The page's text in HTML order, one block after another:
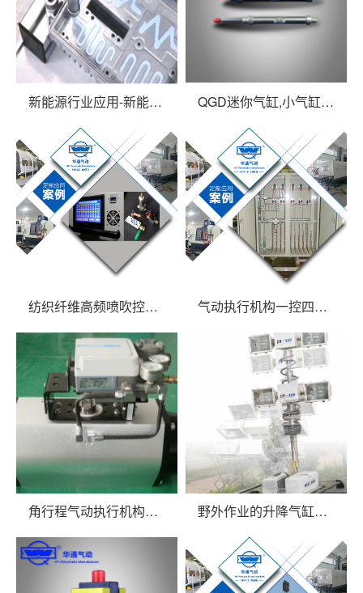
新能源行业应用-新能源汽车产线 QGD迷你气缸,小气缸可用于轨道列车开关门
纺织纤维高频喷吹控制系统 气动执行机构一控四十多点电气控制箱
角行程气动执行机构配套球阀 野外作业的升降气缸系列应用于车载机动照明